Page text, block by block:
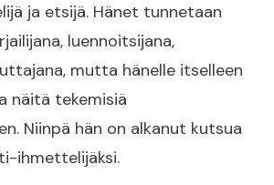
ja etsijä. Hänet tunnetaan
luennoitsijana,
mutta hänelle itselleen
näitä tekemisiä
Niinpä hän on alkanut kutsua
ihmettelijäksi.